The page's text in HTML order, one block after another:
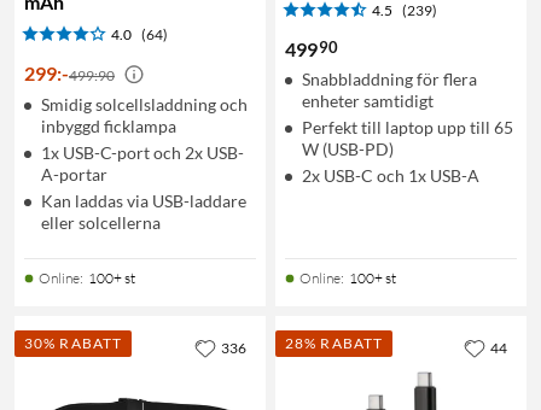
4.0 (64)
299:-499:90
Smidig solcellsladdning och
inbyggd ficklampa
1x USB-C-port och 2x USB-
A-portar
Kan laddas via USB-laddare
eller solcellerna
Online: 100+ st
4.5 (239)
49990
Snabbladdning för flera
enheter samtidigt
Perfekt till laptop upp till 65
W (USB-PD)
2x USB-C och 1x USB-A
Online: 100+ st
30% RABATT 336 28% RABATT 44